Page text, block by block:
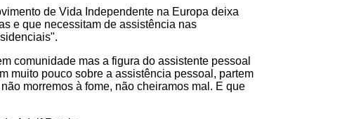
de Vida Independente na Europa deixa
e que necessitam de assistência nas
comunidade mas a figura do assistente pessoal
muito pouco sobre a assistência pessoal, partem
morremos à fome, não cheiramos mal. E que